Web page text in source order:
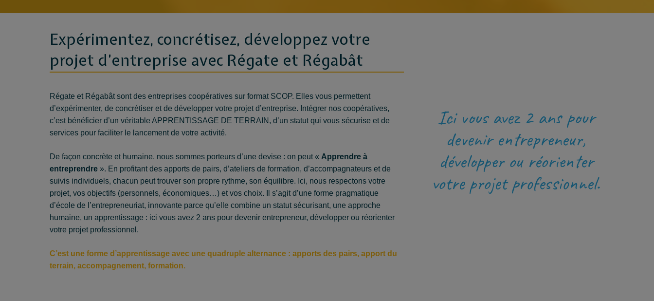
Expérimentez, concrétisez, développez votre
projet d’entreprise avec Régate et Régabât
Régate et Régabât sont des entreprises coopératives sur format SCOP. Elles vous permettent
d’expérimenter, de concrétiser et de développer votre projet d’entreprise. Intégrer nos coopératives,
c’est bénéficier d’un véritable APPRENTISSAGE DE TERRAIN, d’un statut qui vous sécurise et de
services pour faciliter le lancement de votre activité.
De façon concrète et humaine, nous sommes porteurs d’une devise : on peut « Apprendre à
entreprendre ». En profitant des apports de pairs, d’ateliers de formation, d’accompagnateurs et de
suivis individuels, chacun peut trouver son propre rythme, son équilibre. Ici, nous respectons votre
projet, vos objectifs (personnels, économiques…) et vos choix. Il s’agit d’une forme pragmatique
d’école de l’entrepreneuriat, innovante parce qu’elle combine un statut sécurisant, une approche
humaine, un apprentissage : ici vous avez 2 ans pour devenir entrepreneur, développer ou réorienter
votre projet professionnel.
C’est une forme d’apprentissage avec une quadruple alternance : apports des pairs, apport du
terrain, accompagnement, formation.
Ici vous avez 2 ans pour
devenir entrepreneur,
développer ou réorienter
votre projet professionnel.